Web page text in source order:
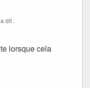
a dit :
lorsque cela